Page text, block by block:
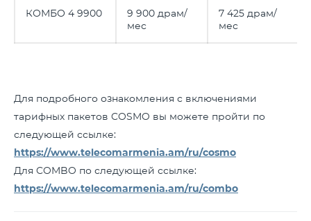
КОМБО 4 9900
9 900 драм/
мес
7 425 драм/
мес
Для подробного ознакомления с включениями
тарифных пакетов COSMO вы можете пройти по
следующей ссылке:
https://www.telecomarmenia.am/ru/cosmo
Для COMBO по следующей ссылке:
https://www.telecomarmenia.am/ru/combo